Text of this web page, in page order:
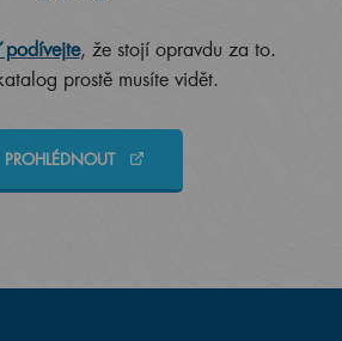
podívejte, že stojí opravdu za to.
prostě musíte vidět.
PROHLÉDNOUT